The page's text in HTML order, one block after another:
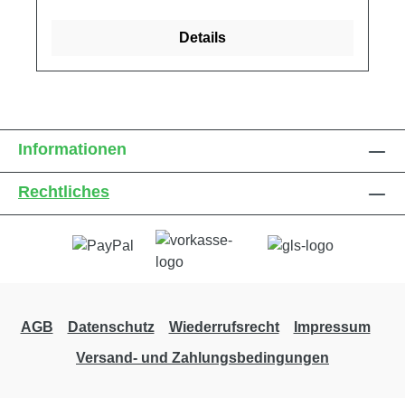
Details
Informationen
Rechtliches
AGB Datenschutz Wiederrufsrecht
Impressum
Versand- und Zahlungsbedingungen